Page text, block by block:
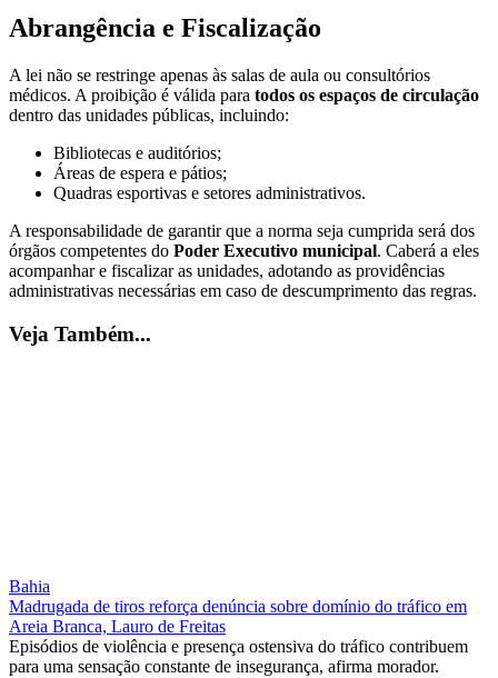
Abrangência e Fiscalização
A lei não se restringe apenas às salas de aula ou consultórios
médicos. A proibição é válida para todos os espaços de circulação
dentro das unidades públicas, incluindo:
Bibliotecas e auditórios;
Áreas de espera e pátios;
Quadras esportivas e setores administrativos.
A responsabilidade de garantir que a norma seja cumprida será dos
órgãos competentes do Poder Executivo municipal. Caberá a eles
acompanhar e fiscalizar as unidades, adotando as providências
administrativas necessárias em caso de descumprimento das regras.
Veja Também...
Bahia
Madrugada de tiros reforça denúncia sobre domínio do tráfico em
Areia Branca, Lauro de Freitas
Episódios de violência e presença ostensiva do tráfico contribuem
para uma sensação constante de insegurança, afirma morador.